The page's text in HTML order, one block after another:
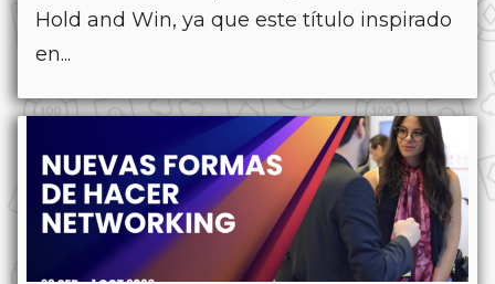
Hold and Win, ya que este título inspirado
en...